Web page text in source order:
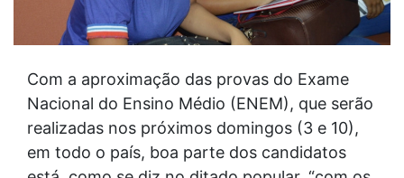
Com a aproximação das provas do Exame
Nacional do Ensino Médio (ENEM), que serão
realizadas nos próximos domingos (3 e 10),
em todo o país, boa parte dos candidatos